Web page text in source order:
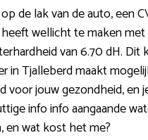
de lak van de auto, een
wellicht te maken
van 6.70 dH. Dit
Tjalleberd maakt
voor jouw gezondheid, en
info info aangaande
en wat kost het me?